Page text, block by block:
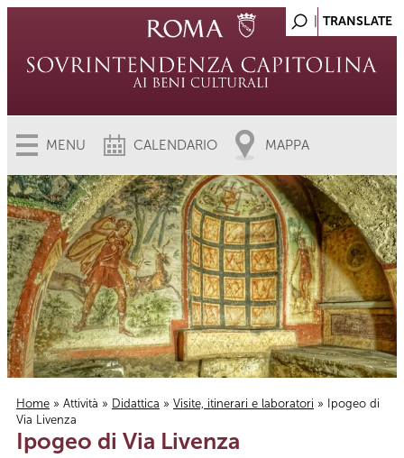
MENU CALENDARIO MAPPA
Tu sei qui
Home » Attività » Didattica » Visite, itinerari e laboratori » Ipogeo di
Via Livenza
Ipogeo di Via Livenza